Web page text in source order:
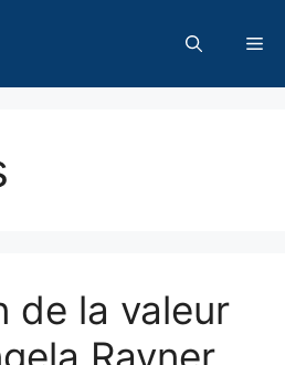
de la valeur